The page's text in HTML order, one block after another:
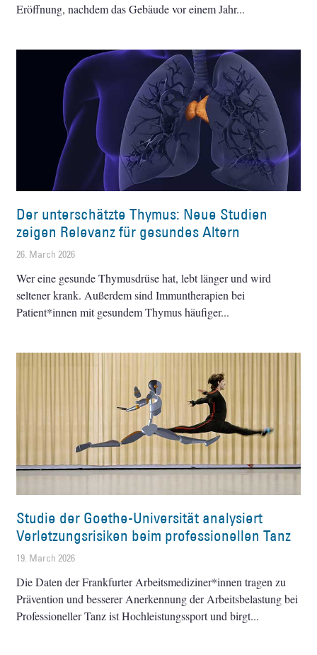
Eröffnung, nachdem das Gebäude vor einem Jahr
Der unterschätzte Thymus: Neue Studien
zeigen Relevanz für gesundes Altern
26. March 2026
Wer eine gesunde Thymusdrüse hat, lebt länger und wird
seltener krank. Außerdem sind Immuntherapien bei
Patient*innen mit gesundem Thymus häufiger
Studie der Goethe-Universität analysiert
Verletzungsrisiken beim professionellen Tanz
19. March 2026
Die Daten der Frankfurter Arbeitsmediziner*innen tragen zu
Prävention und besserer Anerkennung der Arbeitsbelastung bei
Professioneller Tanz ist Hochleistungssport und birgt